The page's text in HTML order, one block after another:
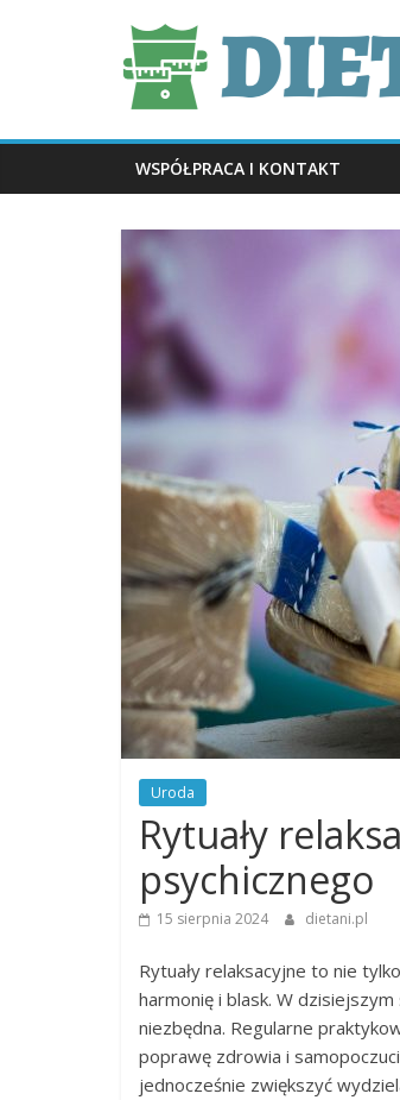
dietani.pl
WSPÓŁPRACA I KONTAKT
Uroda
Rytuały
psychicznego
15 sierpnia 2024 dietani.pl
Rytuały relaksacyjne to nie
harmonię i blask. W
niezbędna. Regularne
poprawę zdrowia i
jednocześnie zwiększyć